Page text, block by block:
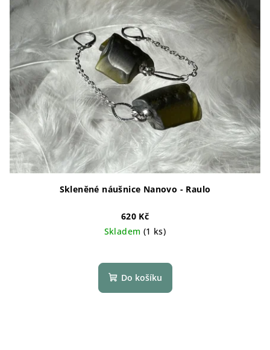
Skleněné náušnice Nanovo - Raulo
620 Kč
Skladem (1 ks)
Do košíku